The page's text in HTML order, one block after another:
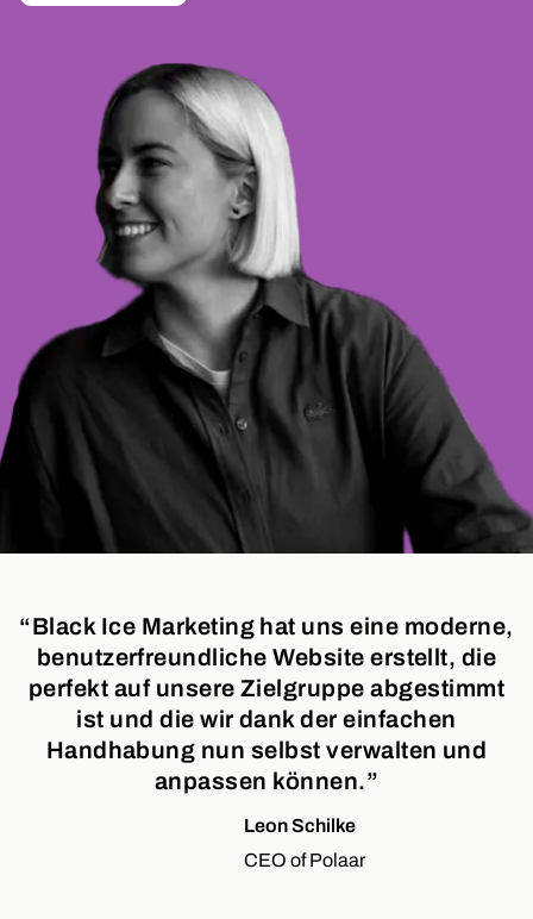
“Black Ice Marketing hat uns eine moderne,
benutzerfreundliche Website erstellt, die
perfekt auf unsere Zielgruppe abgestimmt
ist und die wir dank der einfachen
Handhabung nun selbst verwalten und
anpassen können.”
Leon Schilke
CEO of Polaar